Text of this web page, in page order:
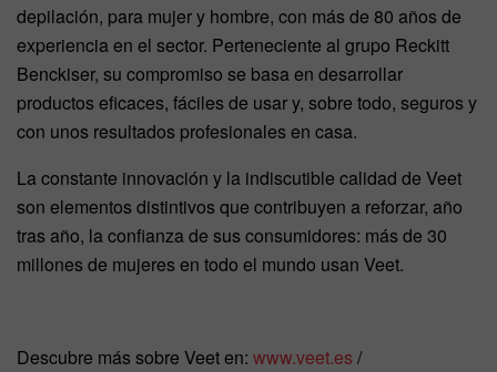
depilación, para mujer y hombre, con más de 80 años de
experiencia en el sector. Perteneciente al grupo Reckitt
Benckiser, su compromiso se basa en desarrollar
productos eficaces, fáciles de usar y, sobre todo, seguros y
con unos resultados profesionales en casa.
La constante innovación y la indiscutible calidad de Veet
son elementos distintivos que contribuyen a reforzar, año
tras año, la confianza de sus consumidores: más de 30
millones de mujeres en todo el mundo usan Veet.
Descubre más sobre Veet en: www.veet.es /